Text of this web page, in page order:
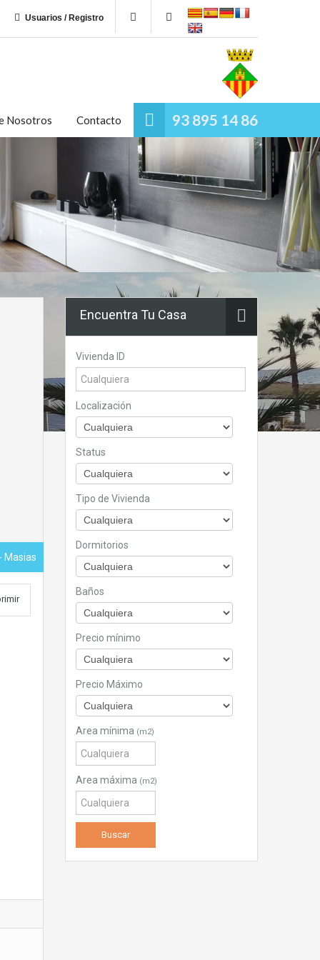
Usuarios / Registro
93 895 14 86
Nosotros Contacto
Masias
Encuentra Tu Casa
Vivienda ID
Localización
Status
Tipo de Vivienda
Dormitorios
Baños
Precio mínimo
Precio Máximo
Area mínima (m2)
Area máxima (m2)